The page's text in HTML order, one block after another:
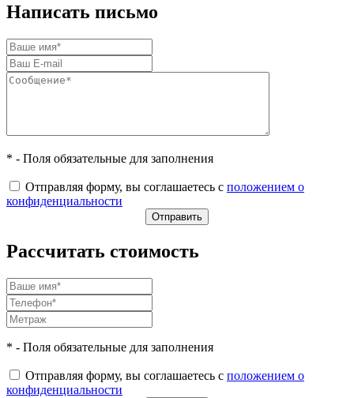
Написать письмо
* - Поля обязательные для заполнения
Отправляя форму, вы соглашаетесь с положением о
конфиденциальности
Рассчитать стоимость
* - Поля обязательные для заполнения
Отправляя форму, вы соглашаетесь с положением о
конфиденциальности